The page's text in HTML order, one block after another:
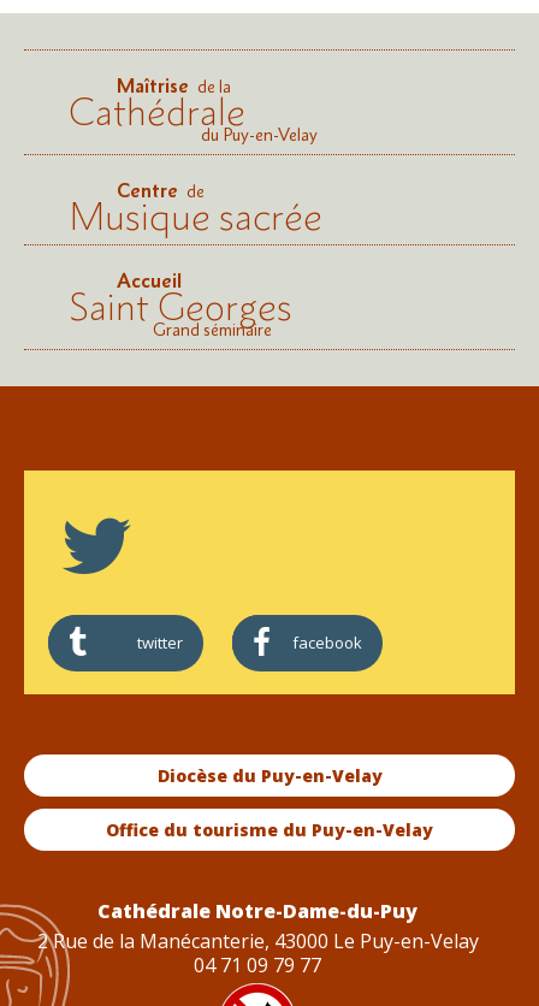
Maîtrise de la
Cathédraledu Puy-en-Velay
Centre de
Musique sacrée
Accueil
Saint Georges
Grand séminaire
twitter facebook
Diocèse du Puy-en-Velay
Office du tourisme du Puy-en-Velay
Cathédrale Notre-Dame-du-Puy
2 Rue de la Manécanterie, 43000 Le Puy-en-Velay
04 71 09 79 77